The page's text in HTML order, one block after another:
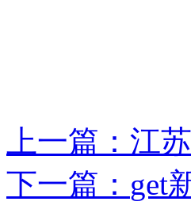
上一篇： 江
下一篇： get